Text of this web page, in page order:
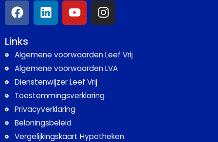
Links
Algemene voorwaarden Leef Vrij
Algemene voorwaarden LVA
Dienstenwijzer Leef Vrij
Toestemmingsverklaring
Privacyverklaring
Beloningsbeleid
Vergelijkingskaart Hypotheken